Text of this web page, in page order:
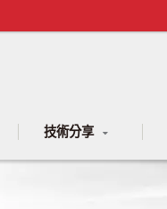
技術分享